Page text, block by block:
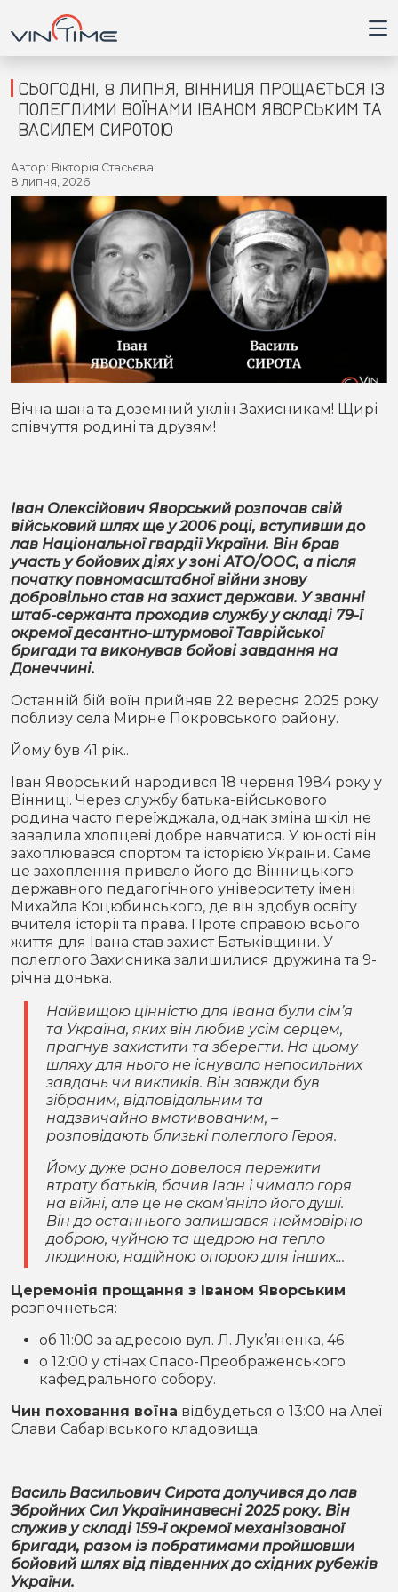
Головна
Війна
Кримінал
Здоров'я
Приватна думка
В кулуарах
Місто
Конфлікти
Партнери
Спорт
Спорт
Футбол
Контакти
Підписатись на нас у Telegram
СЬОГОДНІ, 8 ЛИПНЯ, ВІННИЦЯ ПРОЩАЄТЬСЯ ІЗ
ПОЛЕГЛИМИ ВОЇНАМИ ІВАНОМ ЯВОРСЬКИМ ТА
ВАСИЛЕМ СИРОТОЮ
Автор: Вікторія Стасьєва
8 липня, 2026
Вічна шана та доземний уклін Захисникам! Щирі
співчуття родині та друзям!
Іван Олексійович Яворський розпочав свій
військовий шлях ще у 2006 році, вступивши до
лав Національної гвардії України. Він брав
участь у бойових діях у зоні АТО/ООС, а після
початку повномасштабної війни знову
добровільно став на захист держави. У званні
штаб-сержанта проходив службу у складі 79-ї
окремої десантно-штурмової Таврійської
бригади та виконував бойові завдання на
Донеччині.
Останній бій воїн прийняв 22 вересня 2025 року
поблизу села Мирне Покровського району.
Йому був 41 рік..
Іван Яворський народився 18 червня 1984 року у
Вінниці. Через службу батька-військового
родина часто переїжджала, однак зміна шкіл не
завадила хлопцеві добре навчатися. У юності він
захоплювався спортом та історією України. Саме
це захоплення привело його до Вінницького
державного педагогічного університету імені
Михайла Коцюбинського, де він здобув освіту
вчителя історії та права. Проте справою всього
життя для Івана став захист Батьківщини. У
полеглого Захисника залишилися дружина та 9-
річна донька.
Найвищою цінністю для Івана були сім’я
та Україна, яких він любив усім серцем,
прагнув захистити та зберегти. На цьому
шляху для нього не існувало непосильних
завдань чи викликів. Він завжди був
зібраним, відповідальним та
надзвичайно вмотивованим, –
розповідають близькі полеглого Героя.
Йому дуже рано довелося пережити
втрату батьків, бачив Іван і чимало горя
на війні, але це не скам’яніло його душі.
Він до останнього залишався неймовірно
доброю, чуйною та щедрою на тепло
людиною, надійною опорою для інших…
Церемонія прощання з Іваном Яворським
розпочнеться:
об 11:00 за адресою вул. Л. Лук’яненка, 46
о 12:00 у стінах Спасо-Преображенського
кафедрального собору.
Чин поховання воїна відбудеться о 13:00 на Алеї
Слави Сабарівського кладовища.
Василь Васильович Сирота долучився до лав
Збройних Сил Українинавесні 2025 року. Він
служив у складі 159-ї окремої механізованої
бригади, разом із побратимами пройшовши
бойовий шлях від південних до східних рубежів
України.